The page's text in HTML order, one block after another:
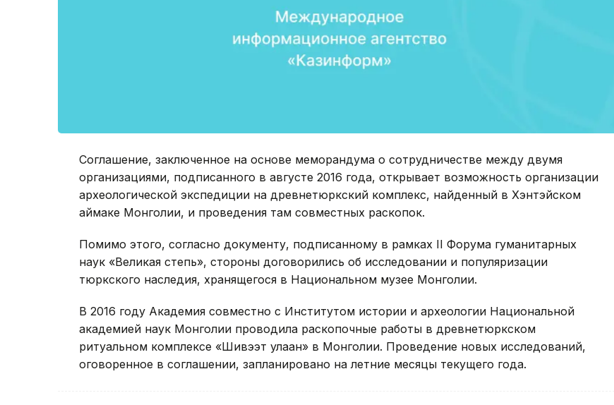
Соглашение, заключенное на основе меморандума о сотрудничестве между двумя
организациями, подписанного в августе 2016 года, открывает возможность организации
археологической экспедиции на древнетюркский комплекс, найденный в Хэнтэйском
аймаке Монголии, и проведения там совместных раскопок.
Помимо этого, согласно документу, подписанному в рамках ІІ Форума гуманитарных
наук «Великая степь», стороны договорились об исследовании и популяризации
тюркского наследия, хранящегося в Национальном музее Монголии.
В 2016 году Академия совместно с Институтом истории и археологии Национальной
академией наук Монголии проводила раскопочные работы в древнетюркском
ритуальном комплексе «Шивээт улаан» в Монголии. Проведение новых исследований,
оговоренное в соглашении, запланировано на летние месяцы текущего года.